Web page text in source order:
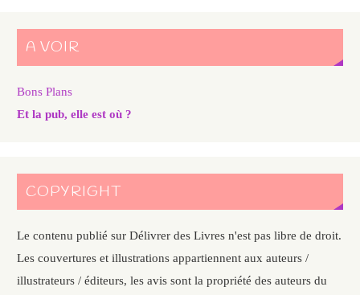
A VOIR
Bons Plans
Et la pub, elle est où ?
COPYRIGHT
Le contenu publié sur Délivrer des Livres n'est pas libre de droit.
Les couvertures et illustrations appartiennent aux auteurs /
illustrateurs / éditeurs, les avis sont la propriété des auteurs du